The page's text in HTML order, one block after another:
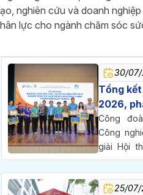
nghiên cứu và doanh nghiệp
lực cho ngành chăm sóc
30/
Tổng kết
2026,
trào thi
70 năm
Công
Công
giải Hội
người
đồng
trào thi
25/